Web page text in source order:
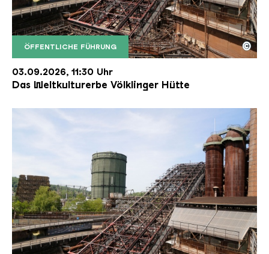
ÖFFENTLICHE FÜHRUNG
Der Erzschrägaufzug der Völklinger Hütte mit
Copyright: Weltkulturerbe Völklinger Hütte | Karl
©
03.09.2026, 11:30 Uhr
Das Weltkulturerbe Völklinger Hütte